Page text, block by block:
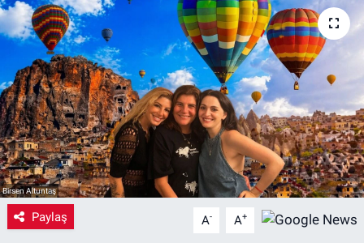
Birsen Altuntaş
Paylaş A- A+
VEFATLAR